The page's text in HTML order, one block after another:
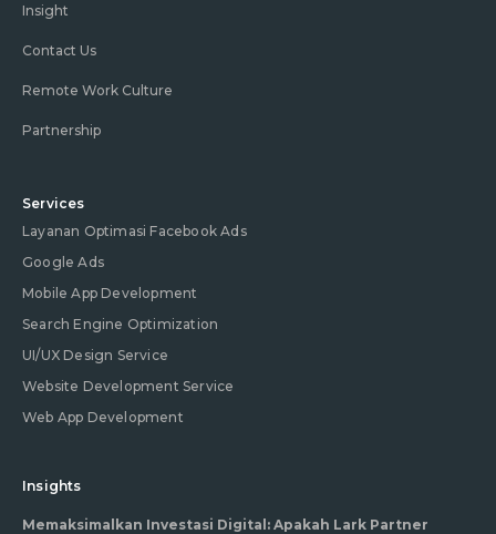
Insight
Contact Us
Remote Work Culture
Partnership
Services
Layanan Optimasi Facebook Ads
Google Ads
Mobile App Development
Search Engine Optimization
UI/UX Design Service
Website Development Service
Web App Development
Insights
Memaksimalkan Investasi Digital: Apakah Lark Partner